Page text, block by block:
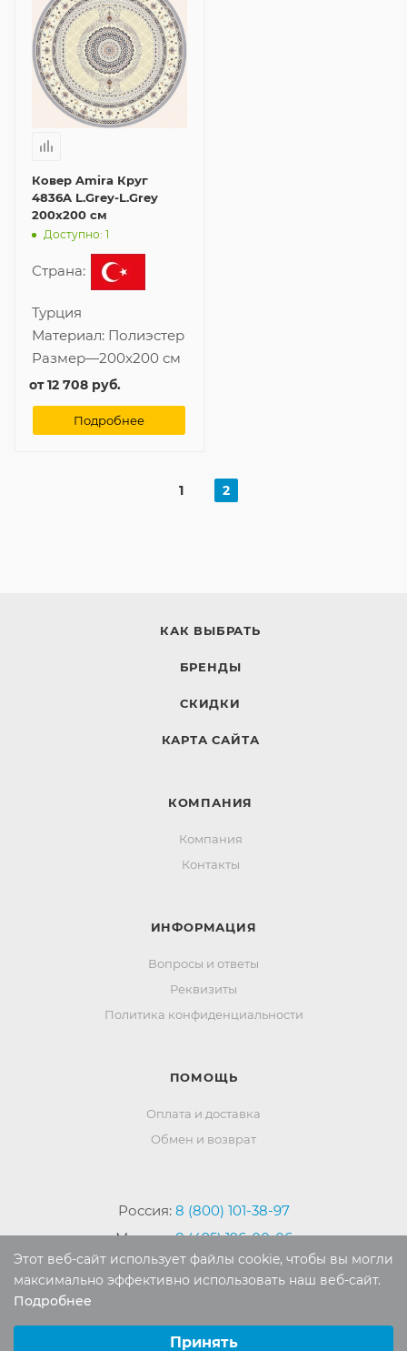
Ковер Amira Круг
4836A L.Grey-L.Grey
200x200 см
Доступно: 1
Страна:
Турция
Материал: Полиэстер
Размер—200x200 см
от12 708 руб.
Подробнее
1 2
КАК ВЫБРАТЬ
БРЕНДЫ
СКИДКИ
КАРТА САЙТА
КОМПАНИЯ
Компания
Контакты
ИНФОРМАЦИЯ
Вопросы и ответы
Реквизиты
Политика конфиденциальности
ПОМОЩЬ
Оплата и доставка
Обмен и возврат
Россия: 8 (800) 101-38-97
Москва:8 (495) 196-00-06
Отдел продаж:info@mr-kover.ru
Тех. поддержка:
Этот веб-сайт использует файлы cookie, чтобы вы могли
максимально эффективно использовать наш веб-сайт.
Подробнее
Принять